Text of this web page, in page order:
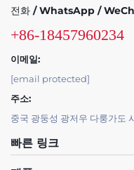
전화 / WhatsApp /
+86-18457960234
이메일:
[email protected]
주소:
중국 광둥성 광저우 다룽가도
빠른 링크